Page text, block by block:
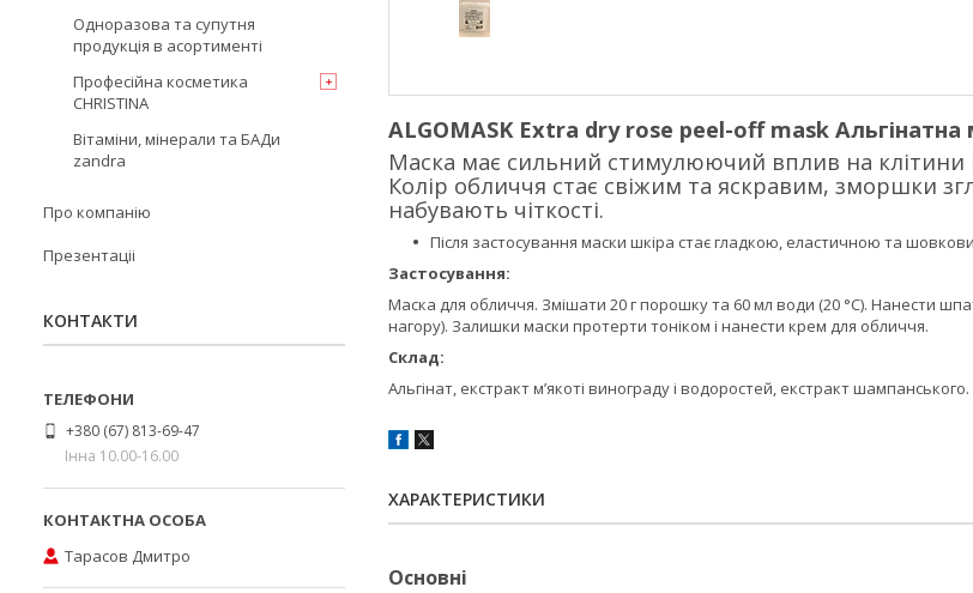
ALGOMASK Extra dry rose peel-off mask Альгінатна
Маска має сильний стимулюючий вплив на клітини
Колір обличчя стає свіжим та яскравим, зморшки
набувають чіткості.
Після застосування маски шкіра стає гладкою, еластичною та
Застосування:
Маска для обличчя. Змішати 20 г порошку та 60 мл води (20 °С). Нанести
нагору). Залишки маски протерти тоніком і нанести крем для обличчя.
Склад:
Альгінат, екстракт м’якоті винограду і водоростей, екстракт шампанського.
ХАРАКТЕРИСТИКИ
Основні
Одноразова та супутня
продукція в асортименті
Професійна косметика
CHRISTINA
Вітаміни, мінерали та БАДи
zandra
Про компанію
Презентаціі
КОНТАКТИ
+380 (67) 813-69-47
Інна 10.00-16.00
Тарасов Дмитро